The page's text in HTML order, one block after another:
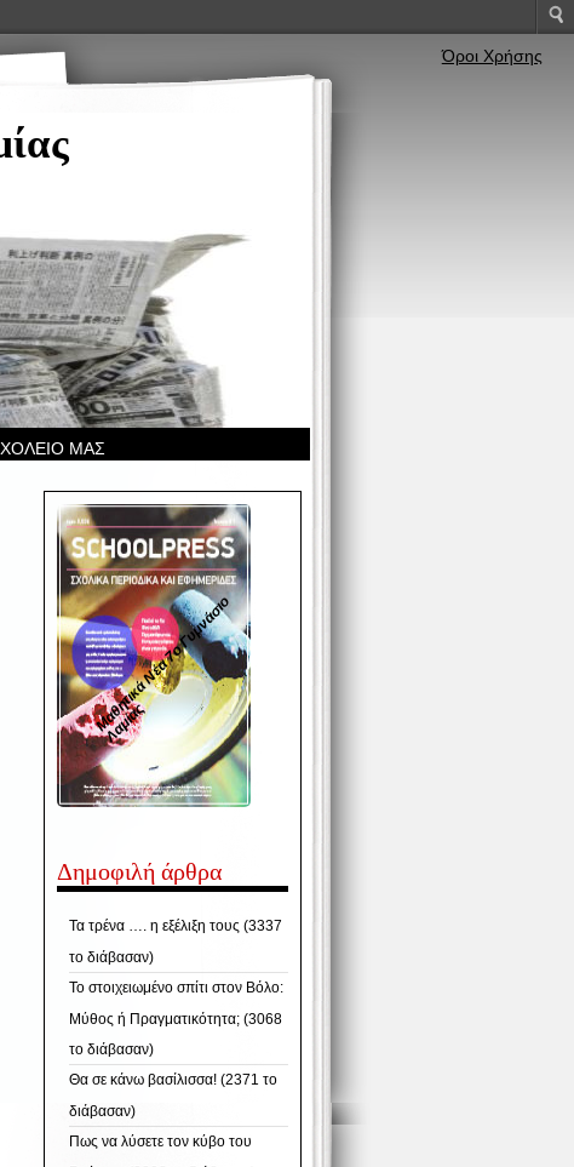
ΜΑΣ
Μ
α
θ
η
τ
ι
κ
ά
Ν
έ
α
7
ο
Γ
υ
μ
ν
ά
σ
ι
ο
Λ
α
μ
ί
α
ς
Δημοφιλή άρθρα
Τα τρένα …. η εξέλιξη τους (3337
το διάβασαν)
Το στοιχειωμένο σπίτι στον Βόλο:
Μύθος ή Πραγματικότητα; (3068
το διάβασαν)
Θα σε κάνω βασίλισσα! (2371 το
διάβασαν)
Πως να λύσετε τον κύβο του
Όροι Χρήσης